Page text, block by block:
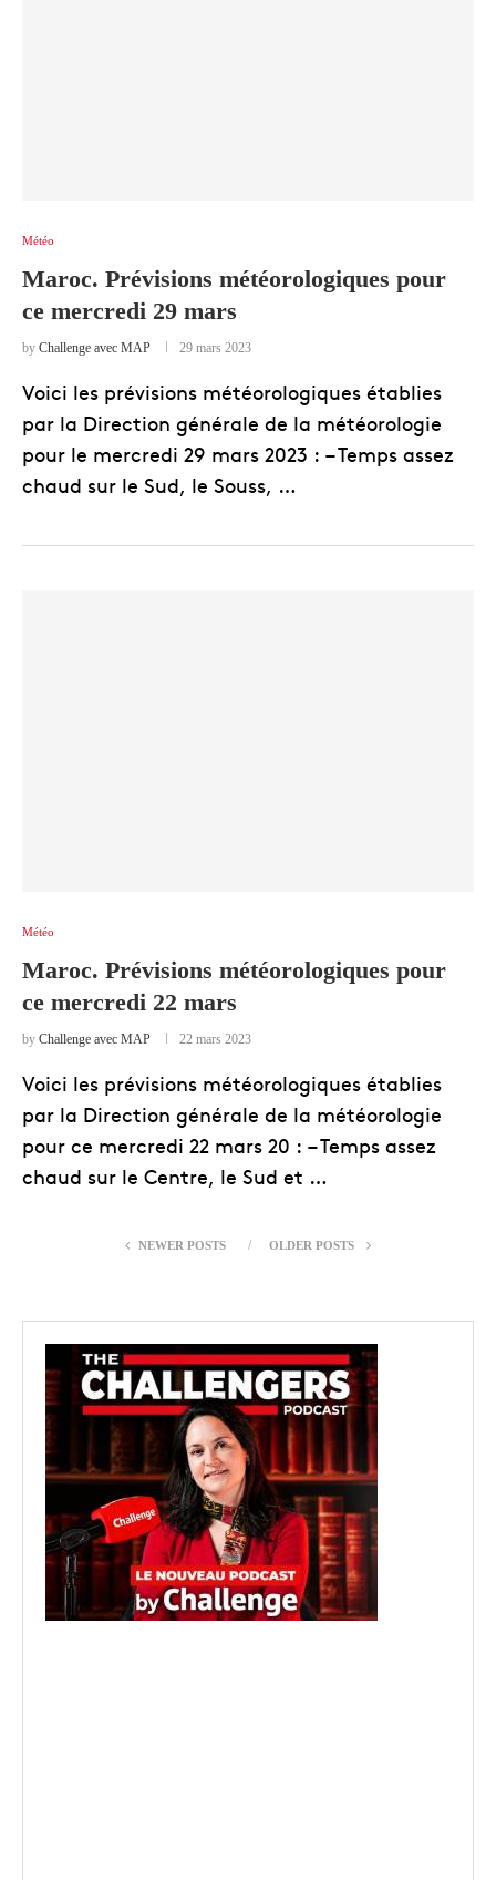
Météo
Maroc. Prévisions météorologiques pour
ce mercredi 29 mars
by Challenge avec MAP 29 mars 2023
Voici les prévisions météorologiques établies
par la Direction générale de la météorologie
pour le mercredi 29 mars 2023 : – Temps assez
chaud sur le Sud, le Souss, …
Météo
Maroc. Prévisions météorologiques pour
ce mercredi 22 mars
by Challenge avec MAP 22 mars 2023
Voici les prévisions météorologiques établies
par la Direction générale de la météorologie
pour ce mercredi 22 mars 20 : – Temps assez
chaud sur le Centre, le Sud et …
NEWER POSTS OLDER POSTS